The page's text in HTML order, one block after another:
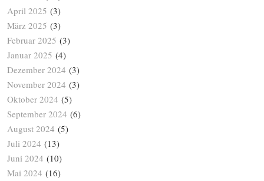
April 2025 (3)
März 2025 (3)
Februar 2025 (3)
Januar 2025 (4)
Dezember 2024 (3)
November 2024 (3)
Oktober 2024 (5)
September 2024 (6)
August 2024 (5)
Juli 2024 (13)
Juni 2024 (10)
Mai 2024 (16)